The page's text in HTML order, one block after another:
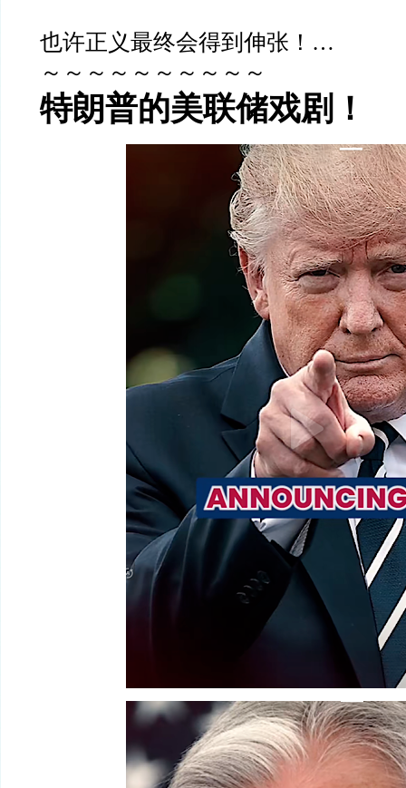
也许正义最终会得到伸张！…
～～～～～～～～～～
特朗普的美联储戏剧！